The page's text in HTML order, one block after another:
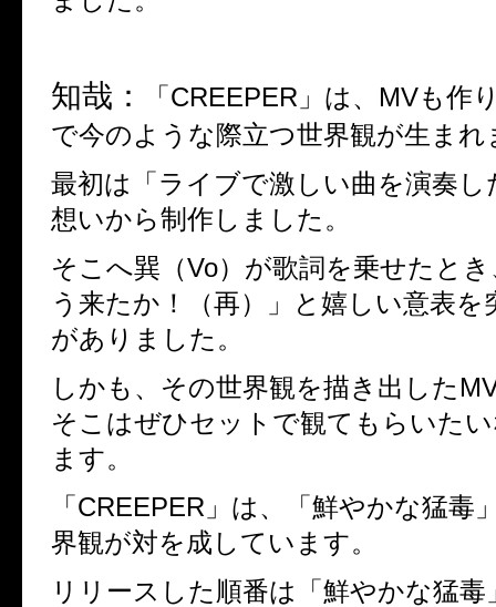
知哉： 「 CREEPER 」は、 MVも作
で今のような際立つ世界観が生まれ
最初は「ライブで激しい曲を演奏
想いから制作しました。
そこへ巽（Vo）が歌詞を乗せたと
う来たか！（再）」と嬉しい意表を
がありました。
しかも、その世界観を描き出した
そこはぜひセットで観てもらいた
ます。
「 CREEPER 」は、「鮮やかな猛毒
界観が対を成しています。
リリースした順番は「鮮やかな猛毒